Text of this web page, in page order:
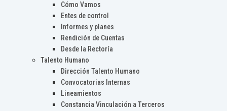
Cómo Vamos
Entes de control
Informes y planes
Rendición de Cuentas
Desde la Rectoría
Talento Humano
Dirección Talento Humano
Convocatorias Internas
Lineamientos
Constancia Vinculación a Terceros